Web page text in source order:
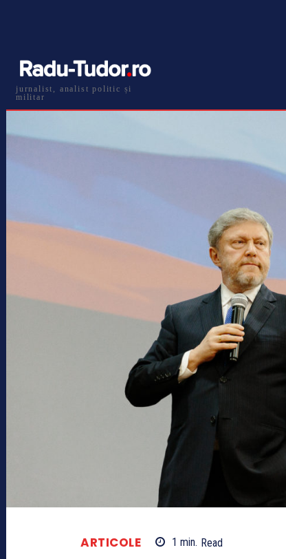
jurnalist, analist politic și
militar
ARTICOLE 1 min. Read